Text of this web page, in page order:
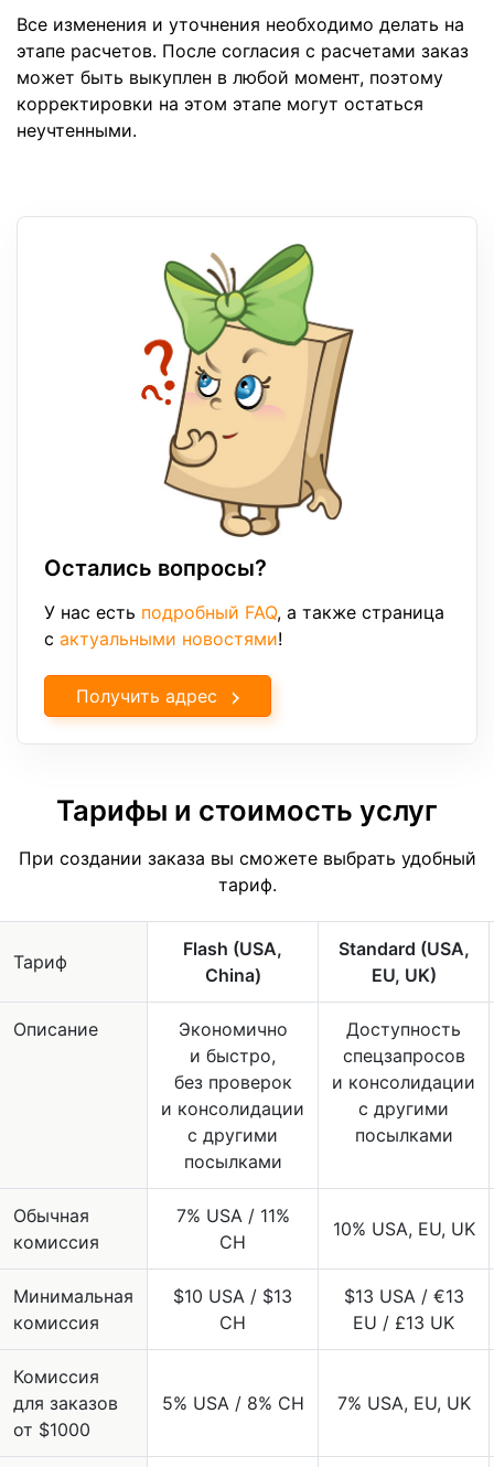
Все изменения и уточнения необходимо делать на
этапе расчетов. После согласия с расчетами заказ
может быть выкуплен в любой момент, поэтому
корректировки на этом этапе могут остаться
неучтенными.
Остались вопросы?
У нас есть подробный FAQ, а также страница
с актуальными новостями!
Получить адрес
Тарифы и стоимость услуг
При создании заказа вы сможете выбрать удобный
тариф.
Тариф
Flash (USA,
China)
Standard (USA,
EU, UK)
Описание
Экономично
и быстро,
без проверок
и консолидации
с другими
посылками
Доступность
спецзапросов
и консолидации
с другими
посылками
Обычная
комиссия
7% USA / 11%
CH
10% USA, EU, UK
Минимальная
комиссия
$10 USA / $13
CH
$13 USA / €13
EU / £13 UK
Комиссия
для заказов
от $1000
5% USA / 8% CH 7% USA, EU, UK